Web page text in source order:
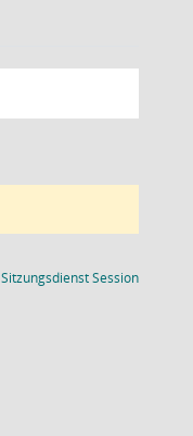
SitzungsdienstSession(Wird in